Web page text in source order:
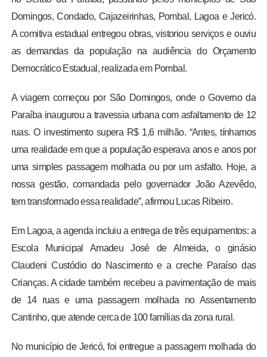
Domingos, Condado, Cajazeirinhas, Pombal, Lagoa e Jericó.
A comitiva estadual entregou obras, vistoriou serviços e ouviu
as demandas da população na audiência do Orçamento
Democrático Estadual, realizada em Pombal.
A viagem começou por São Domingos, onde o Governo da
Paraíba inaugurou a travessia urbana com asfaltamento de 12
ruas. O investimento supera R$ 1,6 milhão. “Antes, tínhamos
uma realidade em que a população esperava anos e anos por
uma simples passagem molhada ou por um asfalto. Hoje, a
nossa gestão, comandada pelo governador João Azevêdo,
tem transformado essa realidade”, afirmou Lucas Ribeiro.
Em Lagoa, a agenda incluiu a entrega de três equipamentos: a
Escola Municipal Amadeu José de Almeida, o ginásio
Claudeni Custódio do Nascimento e a creche Paraíso das
Crianças. A cidade também recebeu a pavimentação de mais
de 14 ruas e uma passagem molhada no Assentamento
Cantinho, que atende cerca de 100 famílias da zona rural.
No município de Jericó, foi entregue a passagem molhada do